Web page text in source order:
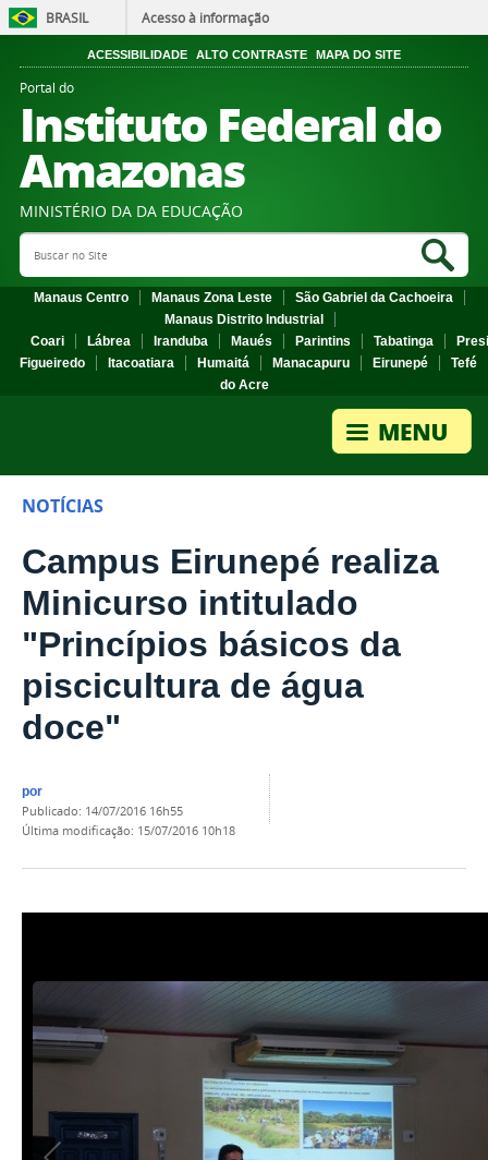
BRASIL Acesso à informação
ACESSIBILIDADE ALTO CONTRASTE MAPA DO SITE
Portal do
Instituto Federal do
Amazonas
MINISTÉRIO DA DA EDUCAÇÃO
Search Site
Manaus Centro Manaus Zona Leste
São Gabriel da Cachoeira
Manaus Distrito Industrial
Coari
Lábrea Iranduba Maués Parintins Tabatinga
Figueiredo
Itacoatiara Humaitá Manacapuru Eirunepé
Tefé
do Acre
NOTÍCIAS
Campus Eirunepé realiza
Minicurso intitulado
"Princípios básicos da
piscicultura de água
doce"
por
publicado: 14/07/2016 16h55
última modificação: 15/07/2016 10h18